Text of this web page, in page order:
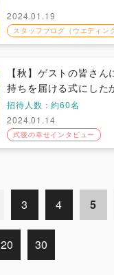
2024.01.19
スタッフブログ（ウエディン
【秋】ゲストの皆さ
持ちを届ける式にした
招待人数：約60名
2024.01.14
式後の幸せインタビュー
3 4 5
20 30